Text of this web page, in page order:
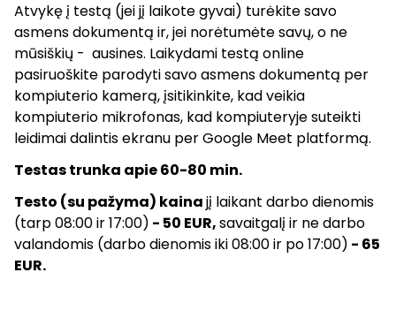
Atvykę į testą (jei jį laikote gyvai) turėkite savo
asmens dokumentą ir, jei norėtumėte savų, o ne
mūsiškių - ausines. Laikydami testą online
pasiruoškite parodyti savo asmens dokumentą per
kompiuterio kamerą, įsitikinkite, kad veikia
kompiuterio mikrofonas, kad kompiuteryje suteikti
leidimai dalintis ekranu per Google Meet platformą.
Testas trunka apie 60-80 min.
Testo (su pažyma) kainajį laikant darbo dienomis
(tarp 08:00 ir 17:00) - 50 EUR,savaitgalį ir ne darbo
valandomis (darbo dienomis iki 08:00 ir po 17:00) - 65
EUR.